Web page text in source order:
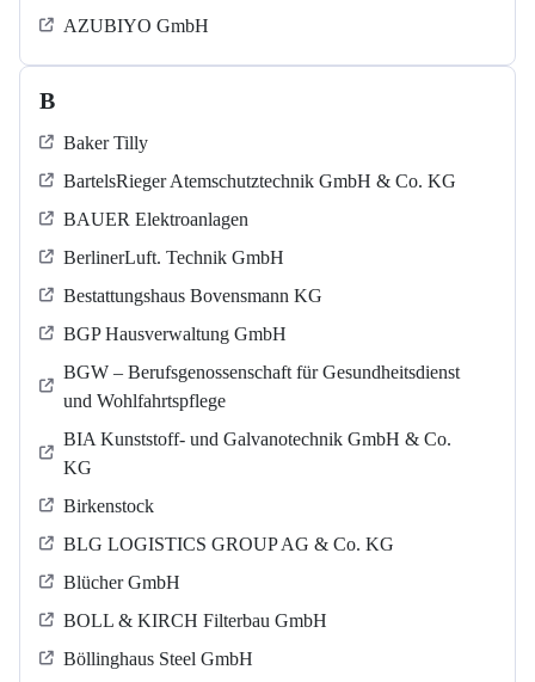
AZUBIYO GmbH
B
Baker Tilly
BartelsRieger Atemschutztechnik GmbH & Co. KG
BAUER Elektroanlagen
BerlinerLuft. Technik GmbH
Bestattungshaus Bovensmann KG
BGP Hausverwaltung GmbH
BGW – Berufsgenossenschaft für Gesundheitsdienst
und Wohlfahrtspflege
BIA Kunststoff- und Galvanotechnik GmbH & Co.
KG
Birkenstock
BLG LOGISTICS GROUP AG & Co. KG
Blücher GmbH
BOLL & KIRCH Filterbau GmbH
Böllinghaus Steel GmbH